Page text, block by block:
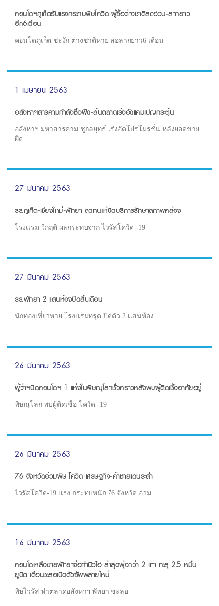
คอนโดฯภูเก็ตรับแรงกระทบพิษโควิด ผู้ซื้อต่างชาติลดฮวบ-ลากยาว
อีก6เดือน
คอนโดภูเก็ต ชะงัก ต่างชาติหาย ส่อลากยาว6 เดือน
1 เมษายน 2563
อสังหาฯสารคามกำลังซื้อฝืด-ล้นตลาดเร่งอัดแคมเปญกระตุ้น
อสังหาฯ มหาสารคาม ชูกลยุทธ์ เร่งอัดโปรโมรชั่น หลังยอดขาย
ฝืด
27 มีนาคม 2563
รร.ภูเก็ต-เชียงใหม่-พัทยา สุดทนแห่ปิดบริการรักษาสภาพคล่อง
โรงเเรม วิกฤติ ผลกระทบจาก ไวรัสโควิด -19
27 มีนาคม 2563
รร.พัทยา 2 แสนห้องปิดสิ้นเดือน
นักท่องเที่ยวหาย โรงเเรมทรุด ปิดตัว 2 เเสนห้อง
26 มีนาคม 2563
ผู้ว่าฯปิดคอนโดฯ 1 แห่งในพิษณุโลกชั่วคราวหลังพบผู้ติดเชื้ออาศัยอยู่
พิษณุโลก พบผู้ติดเชื้อ โควิด -19
26 มีนาคม 2563
76 จังหวัดอ่วมพิษ โควิด เศรษฐกิจ-ค้าชายแดนระส่ำ
ไวรัสโควิด-19 เเรง กระทบหนัก 76 จังหวัด อ่วม
16 มีนาคม 2563
คอนโดเหลือขายพัทยาจ่อทำนิวไฮ ล่าสุดพุ่งกว่า 2 เท่า ทะลุ 2.5 หมื่น
ยูนิต เตือนชะลอเปิดตัวซัพพลายใหม่
พิษไวรัส ทำตลาดอสังหาฯ พัทยา ชะลอ